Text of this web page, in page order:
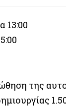
13:00
της